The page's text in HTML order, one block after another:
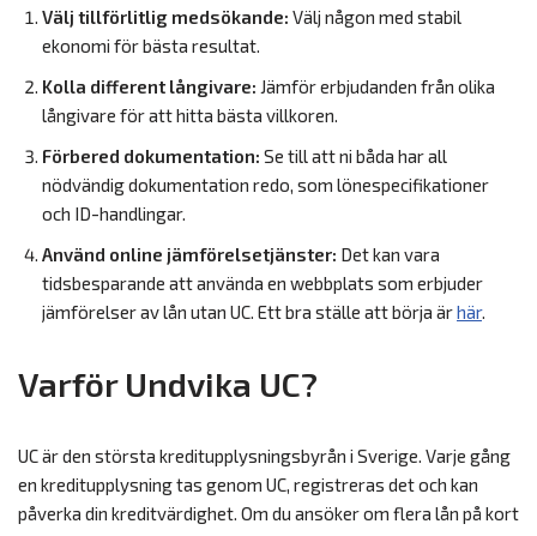
Välj tillförlitlig medsökande: Välj någon med stabil
ekonomi för bästa resultat.
Kolla different långivare: Jämför erbjudanden från olika
långivare för att hitta bästa villkoren.
Förbered dokumentation: Se till att ni båda har all
nödvändig dokumentation redo, som lönespecifikationer
och ID-handlingar.
Använd online jämförelsetjänster: Det kan vara
tidsbesparande att använda en webbplats som erbjuder
jämförelser av lån utan UC. Ett bra ställe att börja ärhär.
Varför Undvika UC?
UC är den största kreditupplysningsbyrån i Sverige. Varje gång
en kreditupplysning tas genom UC, registreras det och kan
påverka din kreditvärdighet. Om du ansöker om flera lån på kort